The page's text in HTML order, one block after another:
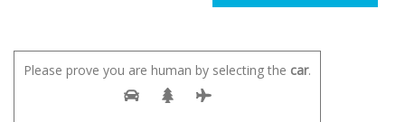
Please prove you are human by selecting the car.